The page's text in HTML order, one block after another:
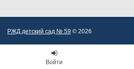
РЖД детский сад № 59 © 2026
Войти